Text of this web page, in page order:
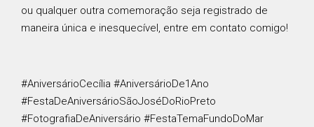
ou qualquer outra comemoração seja registrado de
maneira única e inesquecível, entre em contato comigo!
#AniversárioCecília #AniversárioDe1Ano
#FestaDeAniversárioSãoJoséDoRioPreto
#FotografiaDeAniversário #FestaTemaFundoDoMar